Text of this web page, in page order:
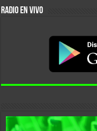
RADIO EN VIVO